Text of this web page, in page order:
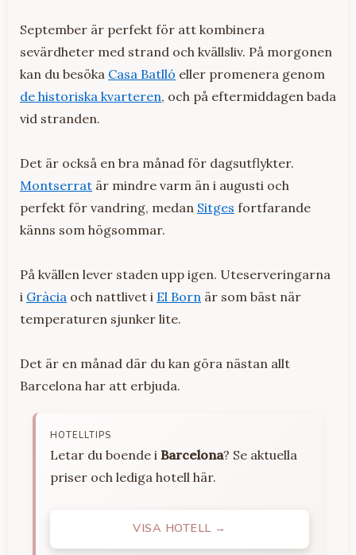
September är perfekt för att kombinera
sevärdheter med strand och kvällsliv. På morgonen
kan du besöka Casa Batlló eller promenera genom
de historiska kvarteren, och på eftermiddagen bada
vid stranden.
Det är också en bra månad för dagsutflykter.
Montserrat är mindre varm än i augusti och
perfekt för vandring, medan Sitges fortfarande
känns som högsommar.
På kvällen lever staden upp igen. Uteserveringarna
i Gràcia och nattlivet i El Born är som bäst när
temperaturen sjunker lite.
Det är en månad där du kan göra nästan allt
Barcelona har att erbjuda.
HOTELLTIPS
Letar du boende i Barcelona? Se aktuella
priser och lediga hotell här.
VISA HOTELL →